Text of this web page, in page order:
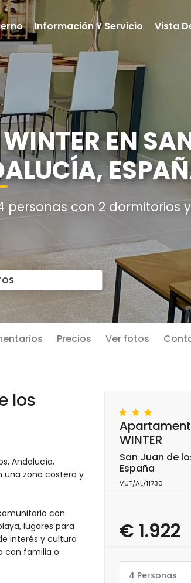
EN
con 2 dormitorios
Precios Ver fotos
los
Andalucía,
una zona costera y
con
lugares para
interés y cultura
con familia o
WINTER
San Juan de
España
VUT/AL/11730
€ 1.922
4 Personas
Información Y Servicio Vista